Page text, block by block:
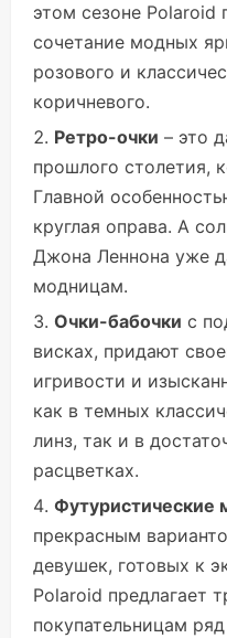
этом сезоне Polaroid
сочетание модных
розового и
коричневого.
Ретро-очки – это
прошлого столетия,
Главной
круглая оправа. А
Джона Леннона уже
модницам.
Очки-бабочки с
висках, придают
игривости и
как в темных
линз, так и в
расцветках.
Футуристические
прекрасным
девушек, готовых к
Polaroid предлагает
покупательницам